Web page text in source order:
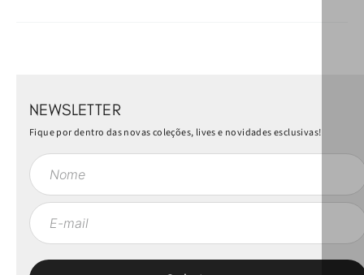
NEWSLETTER
Fique por dentro das novas coleções, lives e novidades esclusivas!